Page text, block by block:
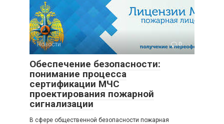
Новости 0
Обеспечение безопасности:
понимание процесса
сертификации МЧС
проектирования пожарной
сигнализации
В сфере общественной безопасности пожарная